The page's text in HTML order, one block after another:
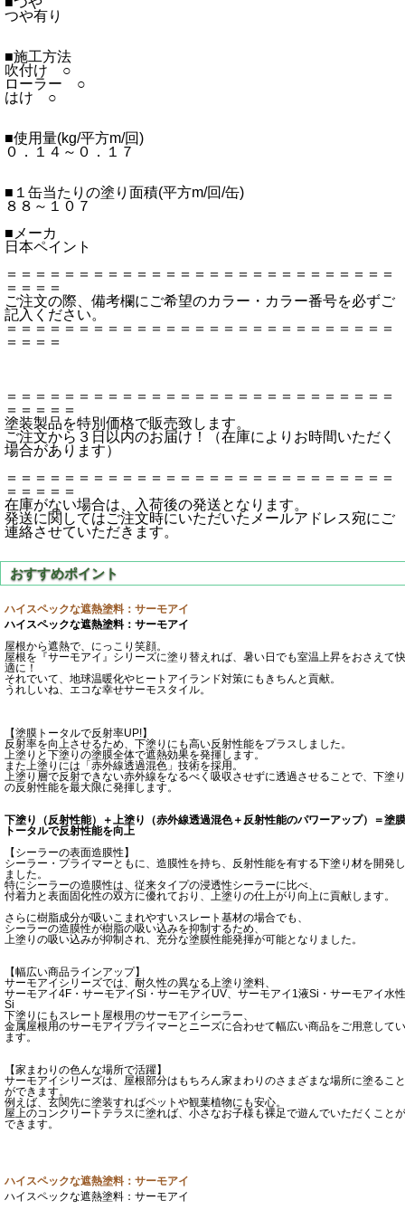
つや有り
■施工方法
吹付け ○
ローラー ○
はけ ○
■使用量(kg/平方m/回)
０．１４～０．１７
■１缶当たりの塗り面積(平方m/回/缶)
８８～１０７
■メーカ
日本ペイント
＝＝＝＝＝＝＝＝＝＝＝＝＝＝＝＝＝＝＝＝＝＝＝＝＝＝＝
＝＝＝＝
ご注文の際、備考欄にご希望のカラー・カラー番号を必ずご
記入ください。
＝＝＝＝＝＝＝＝＝＝＝＝＝＝＝＝＝＝＝＝＝＝＝＝＝＝＝
＝＝＝＝
＝＝＝＝＝＝＝＝＝＝＝＝＝＝＝＝＝＝＝＝＝＝＝＝＝＝＝
＝＝＝＝＝
塗装製品を特別価格で販売致します。
ご注文から３日以内のお届け！（在庫によりお時間いただく
場合があります）
＝＝＝＝＝＝＝＝＝＝＝＝＝＝＝＝＝＝＝＝＝＝＝＝＝＝＝
＝＝＝＝＝
在庫がない場合は、入荷後の発送となります。
発送に関してはご注文時にいただいたメールアドレス宛にご
連絡させていただきます。
ハイスペックな遮熱塗料：サーモアイ
ハイスペックな遮熱塗料：サーモアイ
屋根から遮熱で、にっこり笑顔。
屋根を『サーモアイ』シリーズに塗り替えれば、暑い日でも室温上昇をおさえて快
適に！
それでいて、地球温暖化やヒートアイランド対策にもきちんと貢献。
うれしいね、エコな幸せサーモスタイル。
【塗膜トータルで反射率UP!】
反射率を向上させるため、下塗りにも高い反射性能をプラスしました。
上塗りと下塗りの塗膜全体で遮熱効果を発揮します。
また上塗りには「赤外線透過混色」技術を採用。
上塗り層で反射できない赤外線をなるべく吸収させずに透過させることで、下塗り
の反射性能を最大限に発揮します。
下塗り（反射性能）＋上塗り（赤外線透過混色＋反射性能のパワーアップ）＝塗膜
トータルで反射性能を向上
【シーラーの表面造膜性】
シーラー・プライマーともに、造膜性を持ち、反射性能を有する下塗り材を開発し
ました。
特にシーラーの造膜性は、従来タイプの浸透性シーラーに比べ、
付着力と表面固化性の双方に優れており、上塗りの仕上がり向上に貢献します。
さらに樹脂成分が吸いこまれやすいスレート基材の場合でも、
シーラーの造膜性が樹脂の吸い込みを抑制するため、
上塗りの吸い込みが抑制され、充分な塗膜性能発揮が可能となりました。
【幅広い商品ラインアップ】
サーモアイシリーズでは、耐久性の異なる上塗り塗料、
サーモアイ4F・サーモアイSi・サーモアイUV、サーモアイ1液Si・サーモアイ水性
Si
下塗りにもスレート屋根用のサーモアイシーラー、
金属屋根用のサーモアイプライマーとニーズに合わせて幅広い商品をご用意してい
ます。
【家まわりの色んな場所で活躍】
サーモアイシリーズは、屋根部分はもちろん家まわりのさまざまな場所に塗ること
ができます。
例えば、玄関先に塗装すればペットや観葉植物にも安心。
屋上のコンクリートテラスに塗れば、小さなお子様も裸足で遊んでいただくことが
できます。
ハイスペックな遮熱塗料：サーモアイ
ハイスペックな遮熱塗料：サーモアイ